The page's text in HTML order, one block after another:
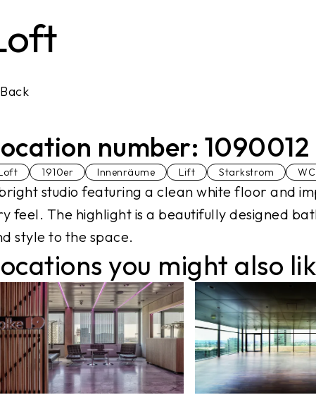
Back
number: 1090012
1910er Innenräume Lift Starkstrom WC
studio featuring a clean white floor and
feel. The highlight is a beautifully designed
style to the space.
you might also